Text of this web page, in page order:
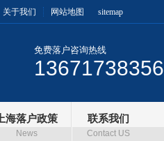
关于我们 网站地图 sitemap
免费落户咨询热线
13671738356
上海落户政策
News
联系我们
Contact US